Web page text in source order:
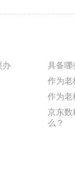
办
具备哪
作为老
作为老
京东数
么？